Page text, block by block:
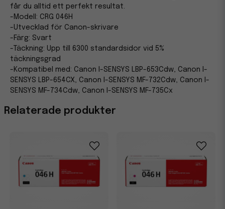
Relaterade produkter
får du alltid ett perfekt resultat.
-Modell: CRG 046H
-Utvecklad för Canon-skrivare
-Färg: Svart
-Täckning: Upp till 6300 standardsidor vid 5%
täckningsgrad
-Kompatibel med: Canon I-SENSYS LBP-653Cdw, Canon I-
SENSYS LBP-654CX, Canon I-SENSYS MF-732Cdw, Canon I-
SENSYS MF-734Cdw, Canon I-SENSYS MF-735Cx